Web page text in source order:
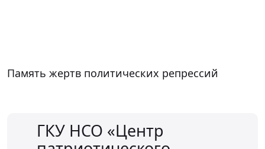
Память жертв политических репрессий
ГКУ НСО «Центр